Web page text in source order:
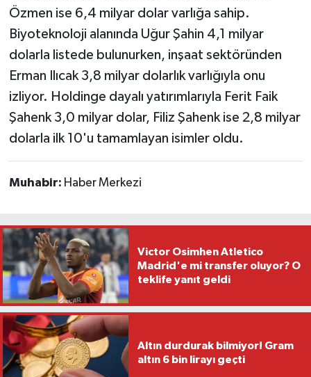
Özmen ise 6,4 milyar dolar varlığa sahip.
Biyoteknoloji alanında Uğur Şahin 4,1 milyar
dolarla listede bulunurken, inşaat sektöründen
Erman Ilıcak 3,8 milyar dolarlık varlığıyla onu
izliyor. Holdinge dayalı yatırımlarıyla Ferit Faik
Şahenk 3,0 milyar dolar, Filiz Şahenk ise 2,8 milyar
dolarla ilk 10'u tamamlayan isimler oldu.
Muhabir: Haber Merkezi
Victor Osimhen Atletico
Madrid'e mi transfer oluyor? O
teklife yanıt geldi
Altın durdurak bilmiyor! Gram
altın 6 bin lirayı geçti